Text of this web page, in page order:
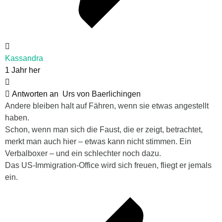
Kassandra
1 Jahr her
Antworten an Urs von Baerlichingen
Andere bleiben halt auf Fähren, wenn sie etwas angestellt
haben.
Schon, wenn man sich die Faust, die er zeigt, betrachtet,
merkt man auch hier – etwas kann nicht stimmen. Ein
Verbalboxer – und ein schlechter noch dazu.
Das US-Immigration-Office wird sich freuen, fliegt er jemals
ein.